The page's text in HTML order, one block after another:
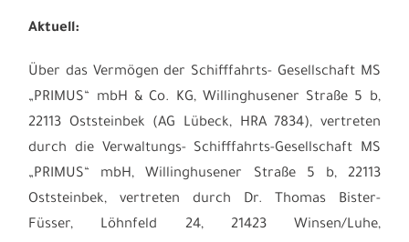
Aktuell:
Über das Vermögen der Schifffahrts- Gesellschaft MS
„PRIMUS“ mbH & Co. KG, Willinghusener Straße 5 b,
22113 Oststeinbek (AG Lübeck, HRA 7834), vertreten
durch die Verwaltungs- Schifffahrts-Gesellschaft MS
„PRIMUS“ mbH, Willinghusener Straße 5 b, 22113
Oststeinbek, vertreten durch Dr. Thomas Bister-
Füsser, Löhnfeld 24, 21423 Winsen/Luhe,